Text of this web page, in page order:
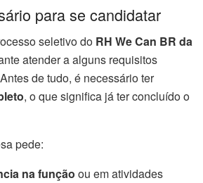
para se candidatar
seletivo do RH We Can BR da
atender a alguns requisitos
de tudo, é necessário ter
, o que significa já ter concluído o
pede:
na função ou em atividades